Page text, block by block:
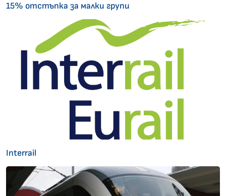
15% отстъпка за малки групи
Interrail